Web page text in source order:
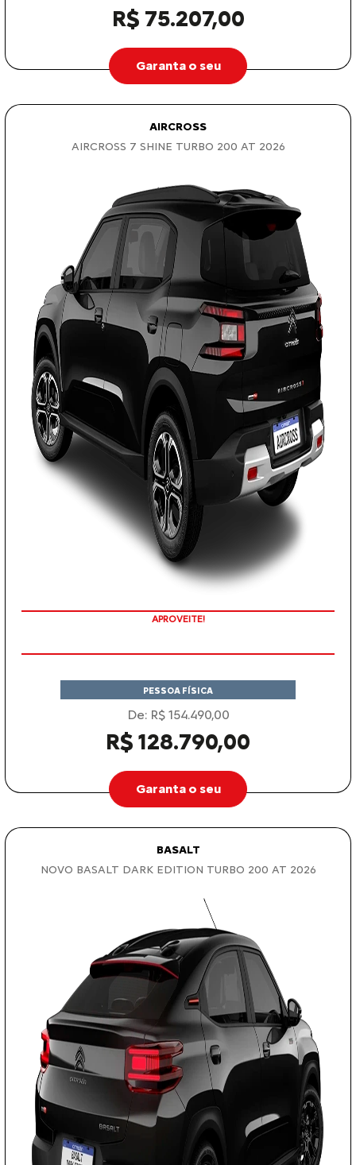
R$ 75.207,00
Garanta o seu
AIRCROSS
AIRCROSS 7 SHINE TURBO 200 AT 2026
APROVEITE!
PESSOA FÍSICA
De: R$ 154.490,00
R$ 128.790,00
Garanta o seu
BASALT
NOVO BASALT DARK EDITION TURBO 200 AT 2026